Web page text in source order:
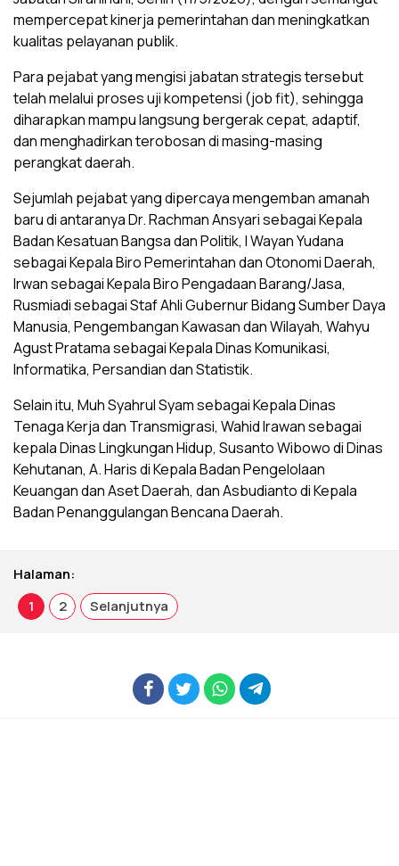
mempercepat kinerja pemerintahan dan meningkatkan
kualitas pelayanan publik.
Para pejabat yang mengisi jabatan strategis tersebut
telah melalui proses uji kompetensi (job fit), sehingga
diharapkan mampu langsung bergerak cepat, adaptif,
dan menghadirkan terobosan di masing-masing
perangkat daerah.
Sejumlah pejabat yang dipercaya mengemban amanah
baru di antaranya Dr. Rachman Ansyari sebagai Kepala
Badan Kesatuan Bangsa dan Politik, I Wayan Yudana
sebagai Kepala Biro Pemerintahan dan Otonomi Daerah,
Irwan sebagai Kepala Biro Pengadaan Barang/Jasa,
Rusmiadi sebagai Staf Ahli Gubernur Bidang Sumber Daya
Manusia, Pengembangan Kawasan dan Wilayah, Wahyu
Agust Pratama sebagai Kepala Dinas Komunikasi,
Informatika, Persandian dan Statistik.
Selain itu, Muh Syahrul Syam sebagai Kepala Dinas
Tenaga Kerja dan Transmigrasi, Wahid Irawan sebagai
kepala Dinas Lingkungan Hidup, Susanto Wibowo di Dinas
Kehutanan, A. Haris di Kepala Badan Pengelolaan
Keuangan dan Aset Daerah, dan Asbudianto di Kepala
Badan Penanggulangan Bencana Daerah.
Halaman:
1
2 Selanjutnya